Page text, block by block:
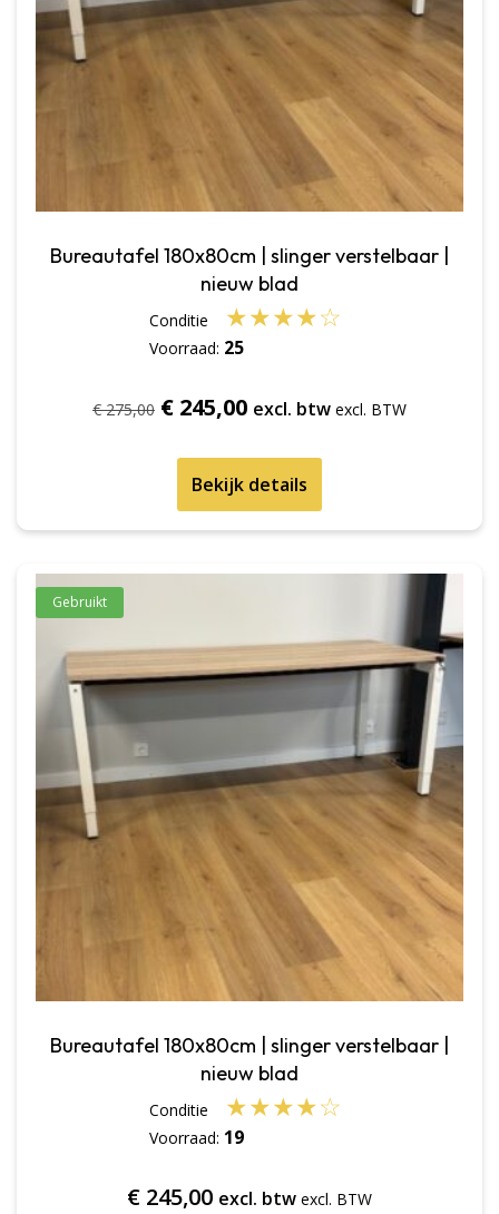
Bureautafel 180x80cm | slinger verstelbaar |
nieuw blad
Voorraad: 25
★★★★☆
€275,00 Oorspronkelijke
was:
€ 275,00.
€ 245,00Huidige
is:
€ 245,00.
excl. btw
Bekijk details
Bureautafel 180x80cm | slinger verstelbaar |
nieuw blad
Gebruikt
Voorraad: 19
★★★★☆
€ 245,00 excl. btw